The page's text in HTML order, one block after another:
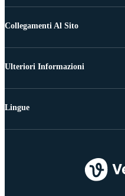
Collegamenti Al Sito
Ulteriori Informazioni
Lingue